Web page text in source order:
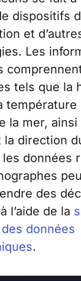
dispositifs
et
Les
tels que la
température
la mer, ainsi
direction
les données
des
l’aide de la
des données
.